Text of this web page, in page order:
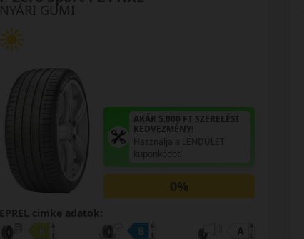
NYÁRI GUMI
AKÁR 5.000 FT SZERELÉSI
KEDVEZMÉNY!
Használja a LENDÜLET
kuponkódot!
0%
EPREL cimke adatok: